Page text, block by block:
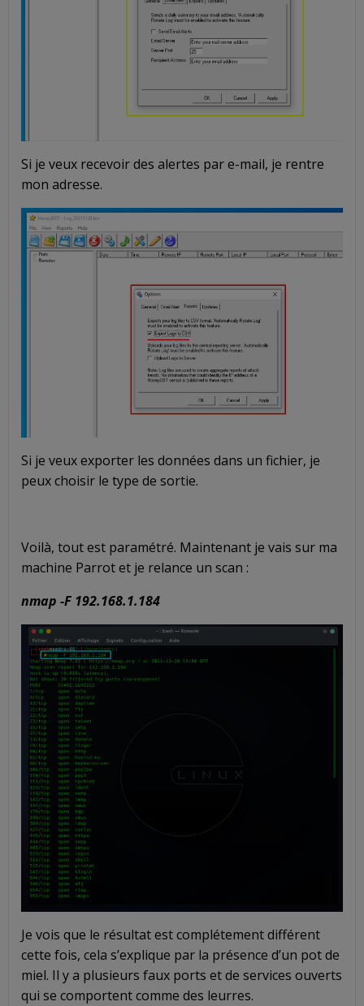
Si je veux recevoir des alertes par e-mail, je rentre
mon adresse.
Si je veux exporter les données dans un fichier, je
peux choisir le type de sortie.
Voilà, tout est paramétré. Maintenant je vais sur ma
machine Parrot et je relance un scan :
nmap -F 192.168.1.184
Je vois que le résultat est complétement différent
cette fois, cela s’explique par la présence d’un pot de
miel. Il y a plusieurs faux ports et de services ouverts
qui se comportent comme des leurres.